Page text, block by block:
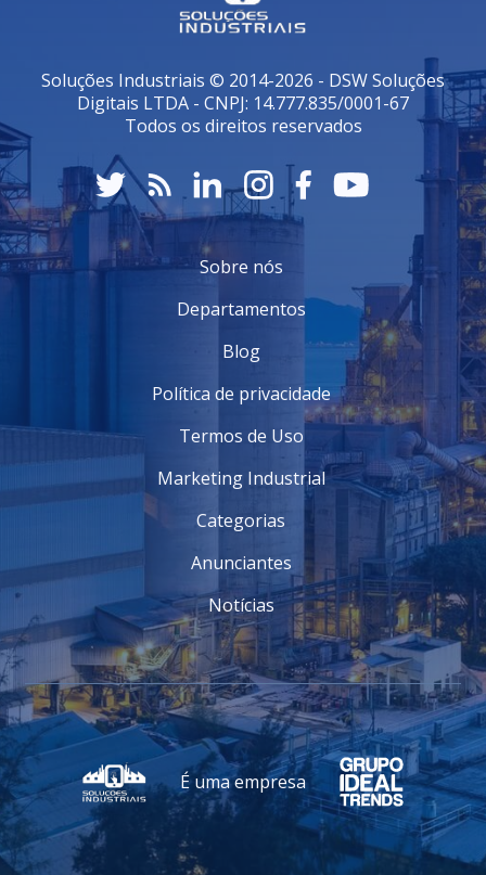
Soluções Industriais © 2014-2026 - DSW Soluções
Digitais LTDA - CNPJ: 14.777.835/0001-67
Todos os direitos reservados
Sobre nós
Departamentos
Blog
Política de privacidade
Termos de Uso
Marketing Industrial
Categorias
Anunciantes
Notícias
É uma empresa